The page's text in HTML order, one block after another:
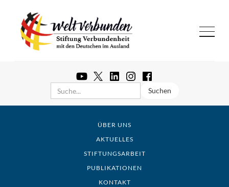
ÜBER UNS
AKTUELLES
STIFTUNGSARBEIT
PUBLIKATIONEN
KONTAKT